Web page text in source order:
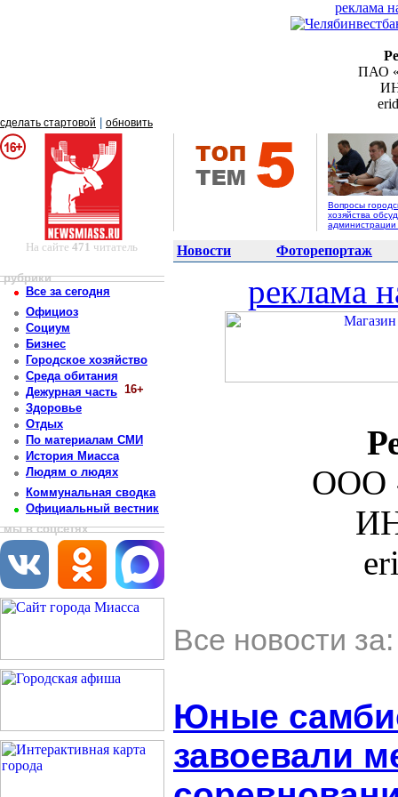
реклама
ПАО
сделать стартовой обновить
Вопросы
хозяйства
На сайте471 читатель Новости Фоторепортаж
рубрики
Все за сегодня
Официоз
Социум
Бизнес
Городское хозяйство
Среда обитания
Дежурная часть 16+
Здоровье
Отдых
По материалам СМИ
История Миасса
Людям о людях
Коммунальная сводка
Официальный вестник
мы в соцсетях
реклама
ООО
Все новости
Юные
завоевали